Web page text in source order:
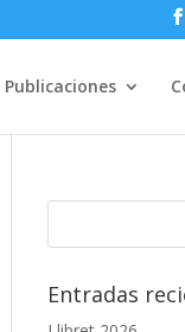
Publicaciones
Entradas